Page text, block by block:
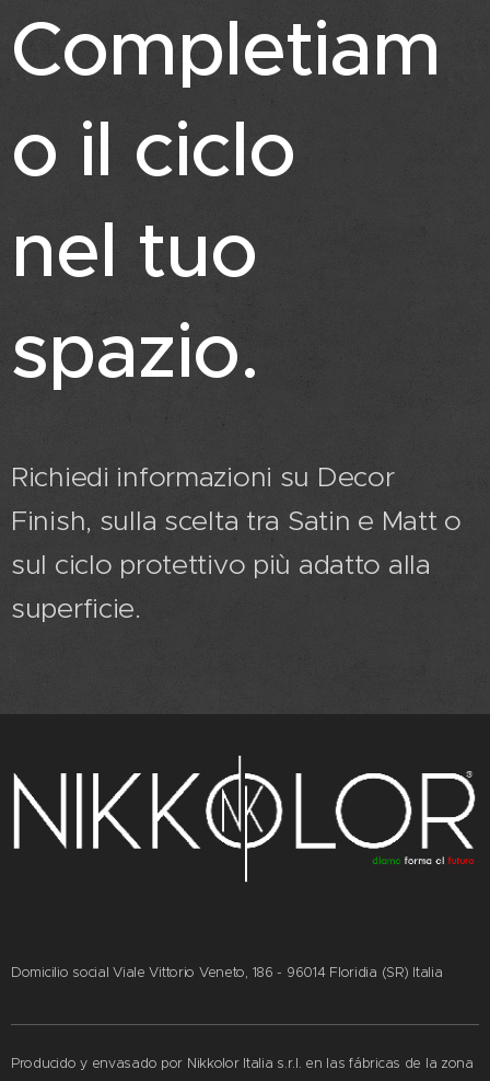
Completiam
o il ciclo
nel tuo
spazio.
Richiedi informazioni su Decor
Finish, sulla scelta tra Satin e Matt o
sul ciclo protettivo più adatto alla
superficie.
Domicilio social Viale Vittorio Veneto, 186 - 96014 Floridia (SR) Italia
Producido y envasado por Nikkolor Italia s.r.l. en las fábricas de la zona